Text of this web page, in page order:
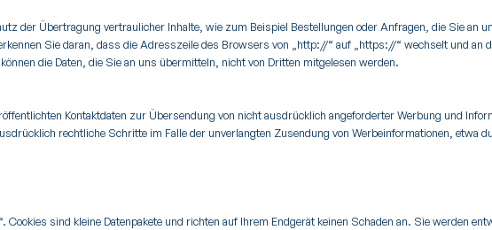
der Übertragung vertraulicher Inhalte, wie zum Beispiel Bestellungen oder Anfragen, die Sie an
Sie daran, dass die Adresszeile des Browsers von „http://“ auf „https://“ wechselt und
die Daten, die Sie an uns übermitteln, nicht von Dritten mitgelesen werden.
Kontaktdaten zur Übersendung von nicht ausdrücklich angeforderter Werbung und
rechtliche Schritte im Falle der unverlangten Zusendung von Werbeinformationen, etwa
Cookies sind kleine Datenpakete und richten auf Ihrem Endgerät keinen Schaden an. Sie werden